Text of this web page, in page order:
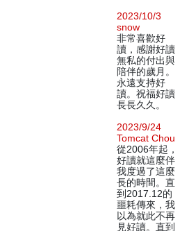
2023/10/3
snow
非常喜歡好
讀，感謝好讀
無私的付出與
陪伴的歲月。
永遠支持好
讀。祝福好讀
長長久久。
2023/9/24
Tomcat Chou
從2006年起，
好讀就這麼伴
我度過了這麼
長的時間。直
到2017.12的
噩耗傳來，我
以為就此不再
見好讀。直到